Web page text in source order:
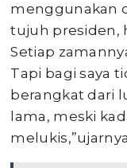
menggunakan
tujuh presiden,
Setiap
Tapi bagi saya
berangkat dari
lama, meski